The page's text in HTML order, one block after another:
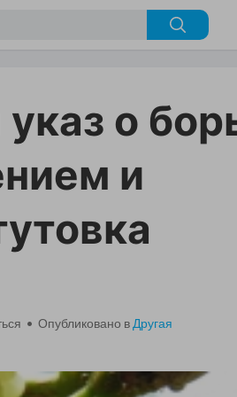
о
и
• Опубликовано в Другая